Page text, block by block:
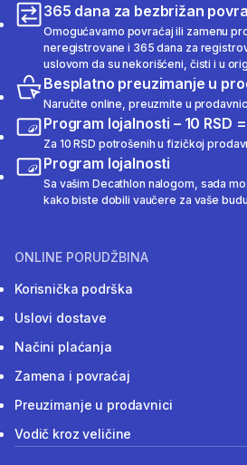
365 dana za bezbrižan
Omogućavamo povraćaj ili zamenu
neregistrovane i 365 dana za
uslovom da su nekorišćeni, čisti i u
Besplatno preuzimanje u
Naručite online, preuzmite u
Program lojalnosti – 10 RSD
Za 10 RSD potrošenih u fizičkoj
Program lojalnosti
Sa vašim Decathlon nalogom, sada
kako biste dobili vaučere za vaše
ONLINE PORUDŽBINA
Korisnička podrška
Uslovi dostave
Načini plaćanja
Zamena i povraćaj
Preuzimanje u prodavnici
Vodič kroz veličine